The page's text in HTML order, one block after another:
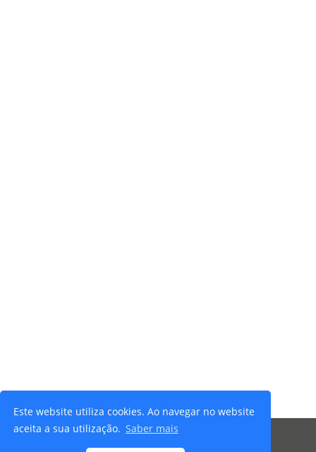
Este website utiliza cookies. Ao navegar no website
aceita a sua utilização. Saber mais
© 2026 Ibersafety - Todos os direitos reservados |